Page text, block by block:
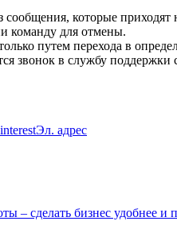
которые приходят
команду для отмены.
путем перехода в
звонок в службу
Эл. адрес
– сделать бизнес удобнее и